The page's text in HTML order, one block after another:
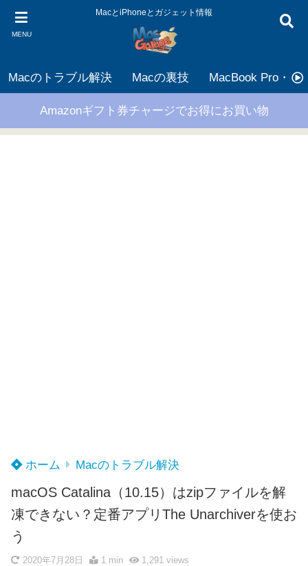
MENU
MacとiPhoneとガジェット情報
Macのトラブル解決 Macの裏技 MacBook Pro・Air
Amazonギフト券チャージでお得にお買い物
ホーム Macのトラブル解決
macOS Catalina（10.15）はzipファイルを解
凍できない？定番アプリThe Unarchiverを使お
う
2020年7月28日 1 min 1,291views